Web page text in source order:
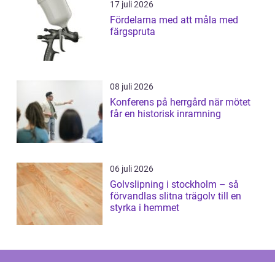
17 juli 2026
Fördelarna med att måla med
färgspruta
08 juli 2026
Konferens på herrgård när mötet
får en historisk inramning
06 juli 2026
Golvslipning i stockholm – så
förvandlas slitna trägolv till en
styrka i hemmet